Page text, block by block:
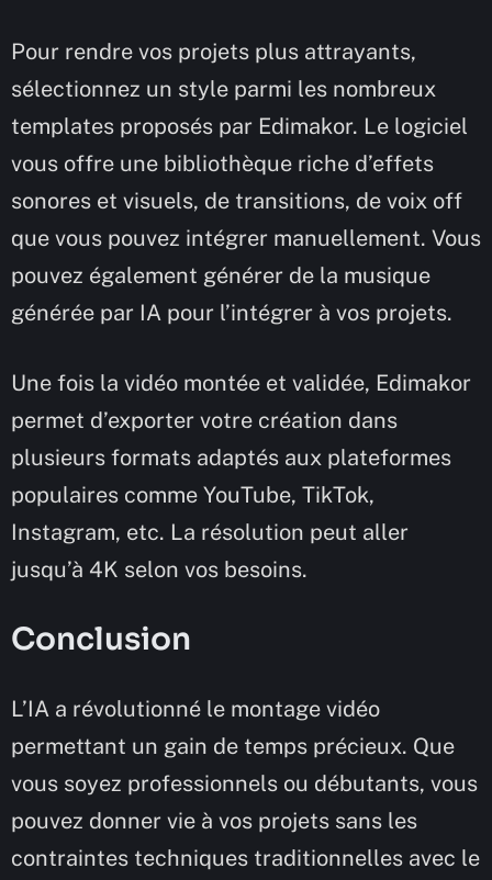
Pour rendre vos projets plus attrayants,
sélectionnez un style parmi les nombreux
templates proposés par Edimakor. Le logiciel
vous offre une bibliothèque riche d’effets
sonores et visuels, de transitions, de voix off
que vous pouvez intégrer manuellement. Vous
pouvez également générer de la musique
générée par IA pour l’intégrer à vos projets.
Une fois la vidéo montée et validée, Edimakor
permet d’exporter votre création dans
plusieurs formats adaptés aux plateformes
populaires comme YouTube, TikTok,
Instagram, etc. La résolution peut aller
jusqu’à 4K selon vos besoins.
Conclusion
L’IA a révolutionné le montage vidéo
permettant un gain de temps précieux. Que
vous soyez professionnels ou débutants, vous
pouvez donner vie à vos projets sans les
contraintes techniques traditionnelles avec le